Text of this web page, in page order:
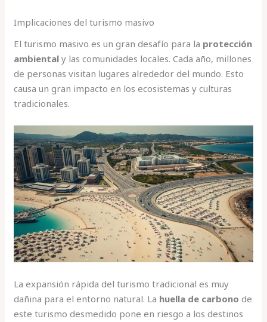
Implicaciones del turismo masivo
El turismo masivo es un gran desafío para la protección
ambiental y las comunidades locales. Cada año, millones
de personas visitan lugares alrededor del mundo. Esto
causa un gran impacto en los ecosistemas y culturas
tradicionales.
La expansión rápida del turismo tradicional es muy
dañina para el entorno natural. La huella de carbono de
este turismo desmedido pone en riesgo a los destinos